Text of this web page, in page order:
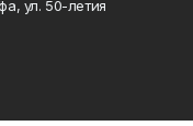
ул. 50-летия